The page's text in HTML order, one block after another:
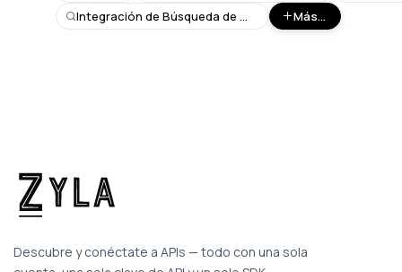
Integración de Búsqueda de Google Más...
Descubre y conéctate a APIs — todo con una sola